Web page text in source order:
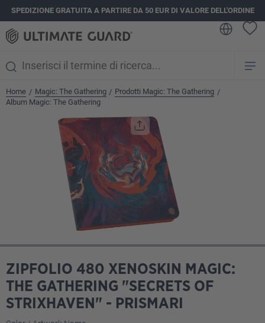
principale
SPEDIZIONE GRATUITA A PARTIRE DA 50 EUR DI VALORE DELL'ORDINE
Home / Magic: The Gathering / Prodotti Magic: The Gathering /
Album Magic: The Gathering
Salta la galleria di immagini
ZIPFOLIO 480 XENOSKIN MAGIC:
THE GATHERING "SECRETS OF
STRIXHAVEN" - PRISMARI